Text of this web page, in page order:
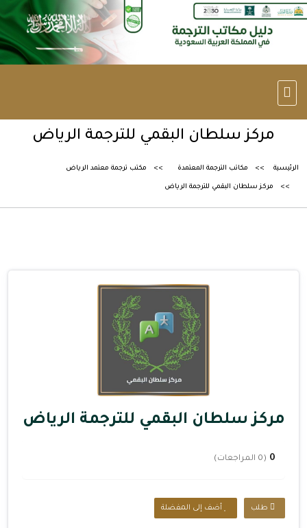
مركز سلطان البقمي للترجمة الرياض
الرئيسية مكاتب الترجمة المعتمدة مكتب ترجمة معتمد الرياض
مركز سلطان البقمي للترجمة الرياض
مركز سلطان البقمي للترجمة الرياض
0 (0 المراجعات)
طلب أضف إلى المفضلة